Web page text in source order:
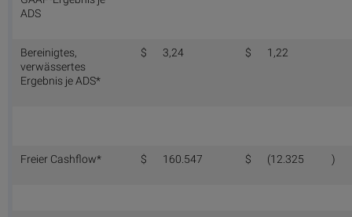
ADS
Bereinigtes,
verwässertes
Ergebnis je ADS*
$ 3,24 $ 1,22
Freier Cashflow* $ 160.547 $ (12.325 )